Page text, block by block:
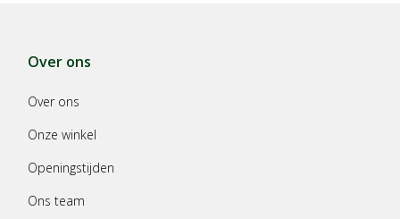
Over ons
Over ons
Onze winkel
Openingstijden
Ons team